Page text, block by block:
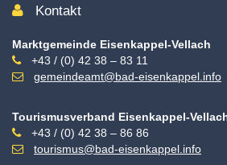
Kontakt
Marktgemeinde Eisenkappel-Vellach
+43 / (0) 42 38 – 83 11
gemeindeamt@bad-eisenkappel.info
Tourismusverband Eisenkappel-
+43 / (0) 42 38 – 86 86
tourismus@bad-eisenkappel.info